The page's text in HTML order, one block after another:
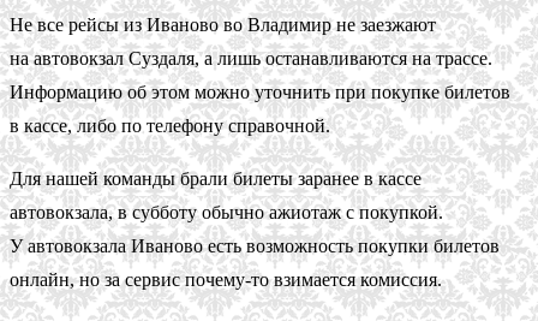
Не все рейсы из Иваново во Владимир не заезжают
на автовокзал Суздаля, а лишь останавливаются на трассе.
Информацию об этом можно уточнить при покупке билетов
в кассе, либо по телефону справочной.
Для нашей команды брали билеты заранее в кассе
автовокзала, в субботу обычно ажиотаж с покупкой.
У автовокзала Иваново есть возможность покупки билетов
онлайн, но за сервис почему-то взимается комиссия.